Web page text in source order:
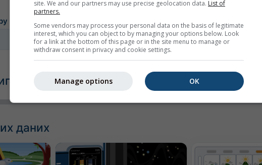
mph kn
даних
site. We and our partners may use precise geolocation data. List of
partners.
Some vendors may process your personal data on the basis of legitimate
interest, which you can object to by managing your options below. Look
for a link at the bottom of this page or in the site menu to manage or
withdraw consent in privacy and cookie settings.
OK
Manage options